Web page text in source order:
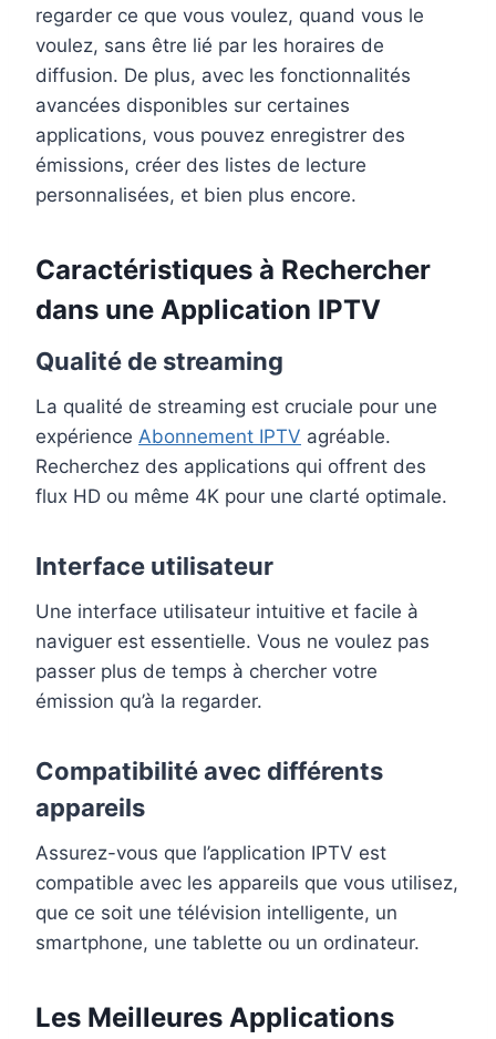
regarder ce que vous voulez, quand vous le
voulez, sans être lié par les horaires de
diffusion. De plus, avec les fonctionnalités
avancées disponibles sur certaines
applications, vous pouvez enregistrer des
émissions, créer des listes de lecture
personnalisées, et bien plus encore.
Caractéristiques à Rechercher
dans une Application IPTV
Qualité de streaming
La qualité de streaming est cruciale pour une
expérience Abonnement IPTV agréable.
Recherchez des applications qui offrent des
flux HD ou même 4K pour une clarté optimale.
Interface utilisateur
Une interface utilisateur intuitive et facile à
naviguer est essentielle. Vous ne voulez pas
passer plus de temps à chercher votre
émission qu’à la regarder.
Compatibilité avec différents
appareils
Assurez-vous que l’application IPTV est
compatible avec les appareils que vous utilisez,
que ce soit une télévision intelligente, un
smartphone, une tablette ou un ordinateur.
Les Meilleures Applications